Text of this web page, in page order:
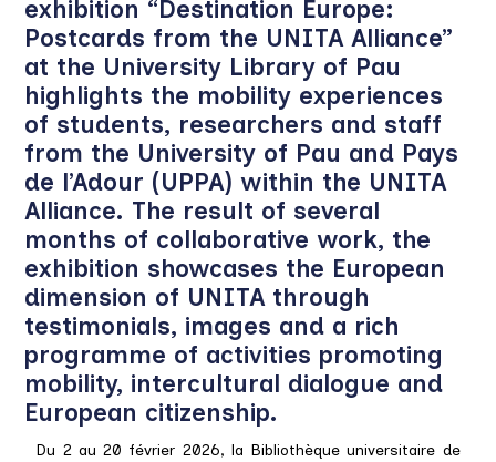
exhibition “Destination Europe:
Postcards from the UNITA Alliance”
at the University Library of Pau
highlights the mobility experiences
of students, researchers and staff
from the University of Pau and Pays
de l’Adour (UPPA) within the UNITA
Alliance. The result of several
months of collaborative work, the
exhibition showcases the European
dimension of UNITA through
testimonials, images and a rich
programme of activities promoting
mobility, intercultural dialogue and
European citizenship.
Du 2 au 20 février 2026, la Bibliothèque universitaire de